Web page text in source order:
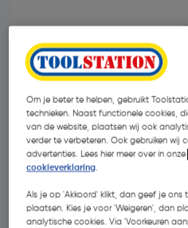
Om je beter te helpen, gebruikt
technieken. Naast functionele cookies,
van de website, plaatsen wij ook
verder te verbeteren. Ook gebruiken wij
advertenties. Lees hier meer over in onze
cookieverklaring.
Als je op 'Akkoord' klikt, dan geef je ons
plaatsen. Kies je voor 'Weigeren', dan
analytische cookies. Via 'Voorkeuren